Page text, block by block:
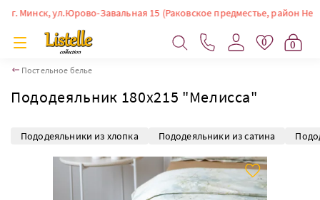
ул.Юрово-Завальная 15 (Раковское предместье, район
0 0
Постельное белье
Пододеяльник 180х215 "Мелисса"
Пододеяльники из хлопка Пододеяльники из сатина